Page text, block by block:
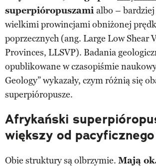
superpióropuszami albo –
wielkimi prowincjami obniżonej
poprzecznych (ang. Large Low Shear
Provinces, LLSVP). Badania
opublikowane w czasopiśmie
Geology” wykazały, czym różnią się
superpióropusze.
Afrykański
większy od pacyficznego
Obie struktury są olbrzymie. Mają